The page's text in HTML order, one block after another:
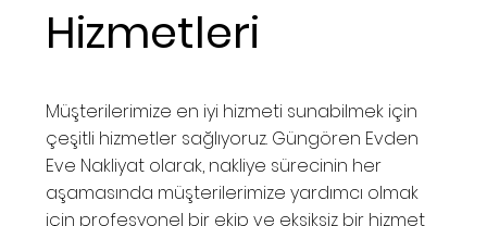
Hizmetleri
Müşterilerimize en iyi hizmeti sunabilmek için
çeşitli hizmetler sağlıyoruz. Güngören Evden
Eve Nakliyat olarak, nakliye sürecinin her
aşamasında müşterilerimize yardımcı olmak
için profesyonel bir ekip ve eksiksiz bir hizmet